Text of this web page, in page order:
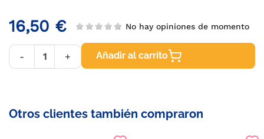
16,50 € No hay opiniones de momento
- + Añadir al carrito
Otros clientes también compraron